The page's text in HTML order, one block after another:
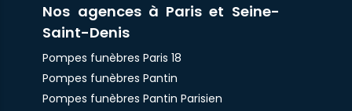
Nos agences à Paris et Seine-
Saint-Denis
Pompes funèbres Paris 18
Pompes funèbres Pantin
Pompes funèbres Pantin Parisien